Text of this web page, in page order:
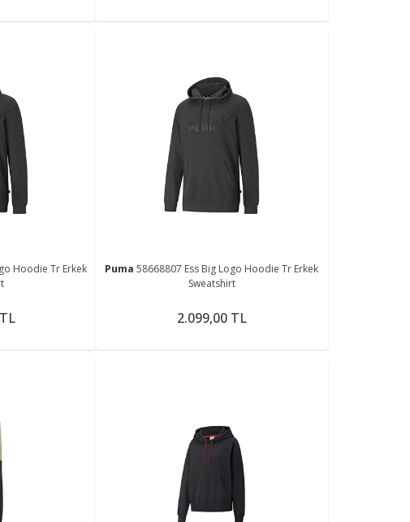
Hoodie Tr Erkek
Puma58668807 Ess Big Logo Hoodie Tr Erkek
Sweatshirt
2.099,00 TL